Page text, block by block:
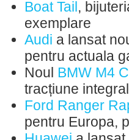
Boat Tail,
exemplare
Audi a lansat
pentru actuala
Noul BMW M4
tracțiune
Ford Ranger
pentru Europa,